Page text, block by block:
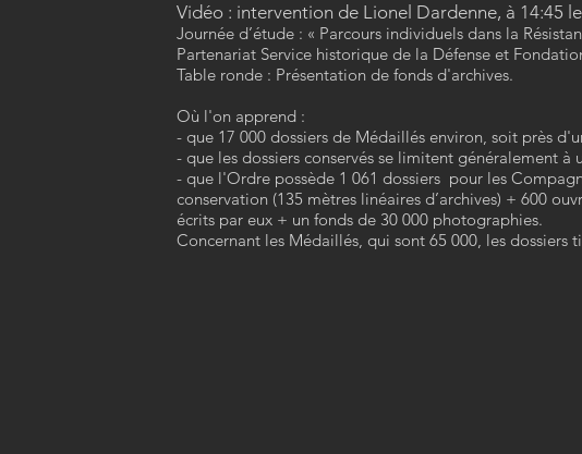
Vidéo : intervention de Lionel Dardenne, à 14:45
Journée d’étude : « Parcours individuels dans la
Partenariat Service historique de la Défense et
Table ronde : Présentation de fonds d'archives.
Où l'on apprend :
- que 17 000 dossiers de Médaillés environ, soit près
- que les dossiers conservés se limitent généralement à
- que l'Ordre possède 1 061 dossiers pour les
conservation (135 mètres linéaires d’archives) + 600
écrits par eux + un fonds de 30 000 photographies.
Concernant les Médaillés, qui sont 65 000, les dossiers